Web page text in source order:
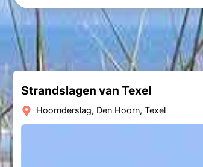
Strandslagen van Texel
Hoornderslag, Den Hoorn, Texel